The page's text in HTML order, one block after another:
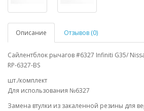
Описание Отзывов (0)
Сайлентблок рычагов #6327 Infiniti G35/
RP-6327-BS
шт./комплект
Для использования №6327
Замена втулки из закаленной резины для